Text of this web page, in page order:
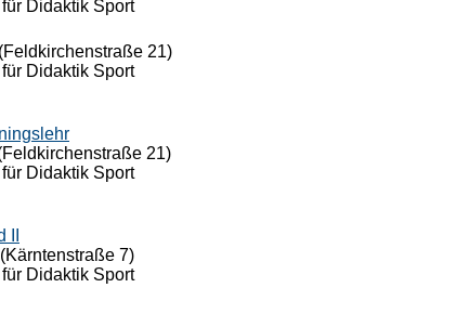
Didaktik Sport
21)
Didaktik Sport
21)
Didaktik Sport
7)
Didaktik Sport